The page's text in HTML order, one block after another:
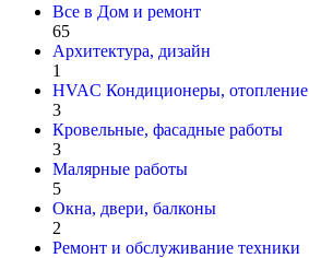
Все в Дом и ремонт
65
Архитектура, дизайн
1
HVAC Кондиционеры, oтопление
3
Кровельные, фасадные работы
3
Малярные работы
5
Окна, двери, балконы
2
Ремонт и обслуживание техники